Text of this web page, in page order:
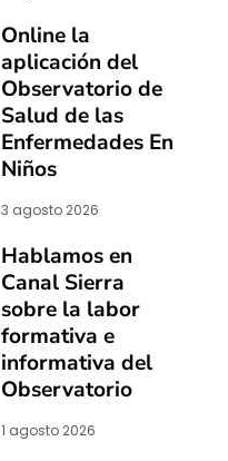
Online la
aplicación del
Observatorio de
Salud de las
Enfermedades En
Niños
3 agosto 2026
Hablamos en
Canal Sierra
sobre la labor
formativa e
informativa del
Observatorio
1 agosto 2026